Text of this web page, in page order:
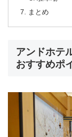
まとめ
アンドホテ
おすすめポ